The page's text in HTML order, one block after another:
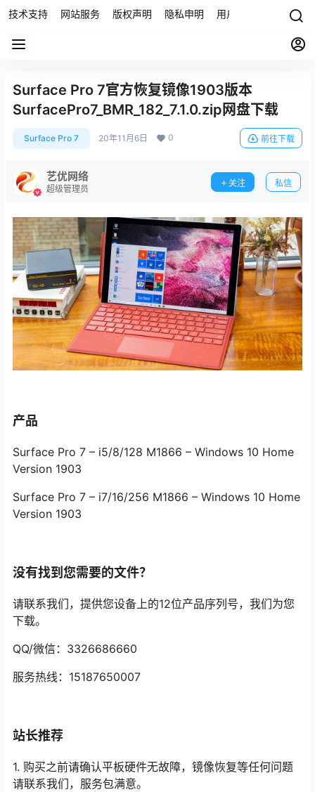
技术支持 网站服务 版权声明 隐私申明 用户协议 联系我们
Surface Pro 7官方恢复镜像1903版本
SurfacePro7_BMR_182_7.1.0.zip网盘下载
Surface Pro 7 20年11月6日 0 前往下载
艺优网络
超级管理员
关注 私信
产品
Surface Pro 7 – i5/8/128 M1866 – Windows 10 Home
Version 1903
Surface Pro 7 – i7/16/256 M1866 – Windows 10 Home
Version 1903
没有找到您需要的文件？
请联系我们，提供您设备上的12位产品序列号，我们为您
下载。
QQ/微信：3326686660
服务热线：15187650007
站长推荐
1. 购买之前请确认平板硬件无故障，镜像恢复等任何问题
请联系我们，服务包满意。